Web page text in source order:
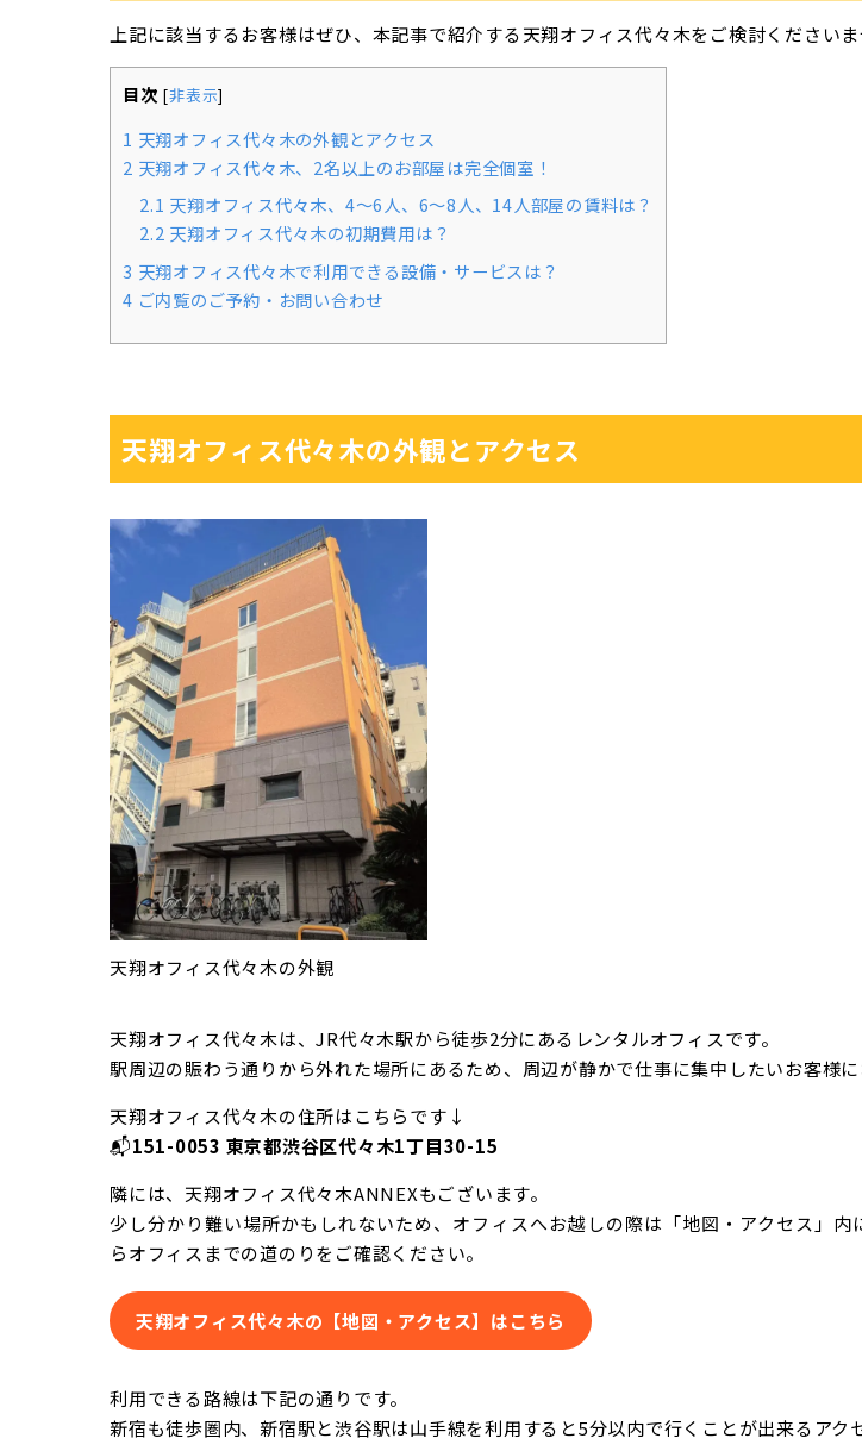
上記に該当するお客様はぜひ、本記事で紹介する天翔オフィス代々木をご検討ください
目次 [非表示]
1 天翔オフィス代々木の外観とアクセス
2 天翔オフィス代々木、2名以上のお部屋は完全個室！
2.1 天翔オフィス代々木、4～6人、6～8人、14人部屋の賃料は？
2.2 天翔オフィス代々木の初期費用は？
3 天翔オフィス代々木で利用できる設備・サービスは？
4 ご内覧のご予約・お問い合わせ
天翔オフィス代々木の外観とアクセス
天翔オフィス代々木の外観
天翔オフィス代々木は、JR代々木駅から徒歩2分にあるレンタルオフィスです。
駅周辺の賑わう通りから外れた場所にあるため、周辺が静かで仕事に集中したいお客様に
天翔オフィス代々木の住所はこちらです↓
📬151-0053 東京都渋谷区代々木1丁目30-15
隣には、天翔オフィス代々木ANNEXもございます。
少し分かり難い場所かもしれないため、オフィスへお越しの際は「地図・アクセス」内
らオフィスまでの道のりをご確認ください。
天翔オフィス代々木の【地図・アクセス】はこちら
利用できる路線は下記の通りです。
新宿も徒歩圏内、新宿駅と渋谷駅は山手線を利用すると5分以内で行くことが出来るアク